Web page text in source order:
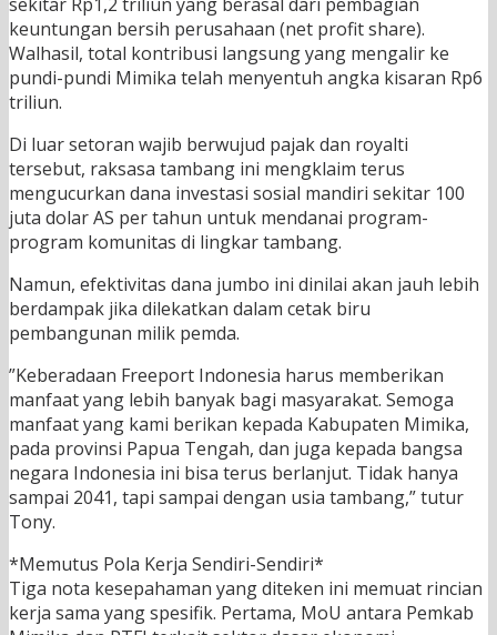
keuntungan bersih perusahaan (net profit share).
Walhasil, total kontribusi langsung yang mengalir ke
pundi-pundi Mimika telah menyentuh angka kisaran Rp6
triliun.
Di luar setoran wajib berwujud pajak dan royalti
tersebut, raksasa tambang ini mengklaim terus
mengucurkan dana investasi sosial mandiri sekitar 100
juta dolar AS per tahun untuk mendanai program-
program komunitas di lingkar tambang.
Namun, efektivitas dana jumbo ini dinilai akan jauh lebih
berdampak jika dilekatkan dalam cetak biru
pembangunan milik pemda.
”Keberadaan Freeport Indonesia harus memberikan
manfaat yang lebih banyak bagi masyarakat. Semoga
manfaat yang kami berikan kepada Kabupaten Mimika,
pada provinsi Papua Tengah, dan juga kepada bangsa
negara Indonesia ini bisa terus berlanjut. Tidak hanya
sampai 2041, tapi sampai dengan usia tambang,” tutur
Tony.
*Memutus Pola Kerja Sendiri-Sendiri*
Tiga nota kesepahaman yang diteken ini memuat rincian
kerja sama yang spesifik. Pertama, MoU antara Pemkab